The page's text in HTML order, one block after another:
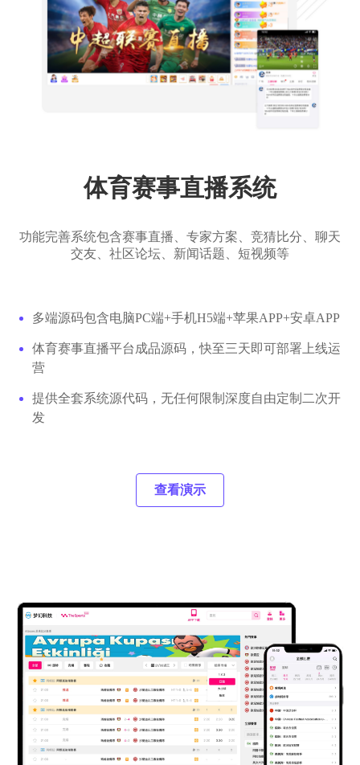
体育赛事直播系统
功能完善系统包含赛事直播、专家方案、竞猜比分、聊天
交友、社区论坛、新闻话题、短视频等
多端源码包含电脑PC端+手机H5端+苹果APP+安卓APP
体育赛事直播平台成品源码，快至三天即可部署上线运
营
提供全套系统源代码，无任何限制深度自由定制二次开
发
查看演示